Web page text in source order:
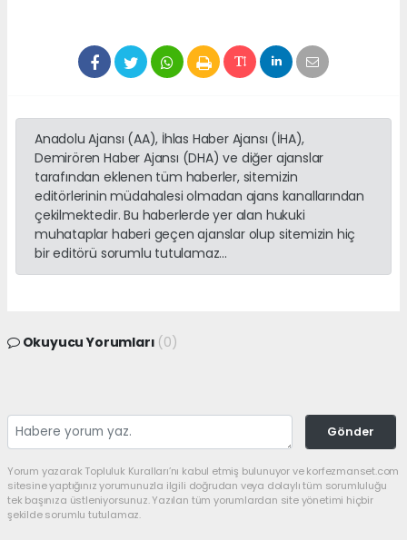
Anadolu Ajansı (AA), İhlas Haber Ajansı (İHA),
Demirören Haber Ajansı (DHA) ve diğer ajanslar
tarafından eklenen tüm haberler, sitemizin
editörlerinin müdahalesi olmadan ajans kanallarından
çekilmektedir. Bu haberlerde yer alan hukuki
muhataplar haberi geçen ajanslar olup sitemizin hiç
bir editörü sorumlu tutulamaz...
Okuyucu Yorumları (0)
Gönder
Yorum yazarak Topluluk Kuralları’nı kabul etmiş bulunuyor ve korfezmanset.com
sitesine yaptığınız yorumunuzla ilgili doğrudan veya dolaylı tüm sorumluluğu
tek başınıza üstleniyorsunuz. Yazılan tüm yorumlardan site yönetimi hiçbir
şekilde sorumlu tutulamaz.